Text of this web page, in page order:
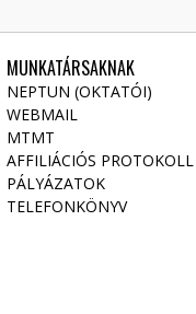
MUNKATÁRSAKNAK
NEPTUN (OKTATÓI)
WEBMAIL
MTMT
AFFILIÁCIÓS PROTOKOLL
PÁLYÁZATOK
TELEFONKÖNYV